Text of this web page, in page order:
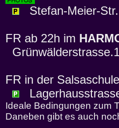
Stefan-Meier-
FR ab 22h im
FR in der Salsaschule
Ideale Bedingungen zum
Daneben gibt es auch